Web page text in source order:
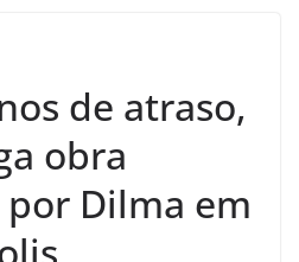
de atraso,
obra
Dilma em